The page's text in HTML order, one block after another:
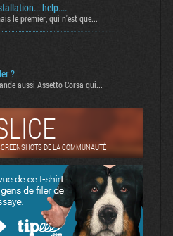
help....
le premier, qui n'est que...
?
aussi Assetto Corsa qui...
DE LA COMMUNAUTÉ